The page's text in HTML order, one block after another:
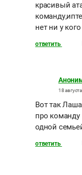
красивый
нет ни у
ответить
18
Вот так
про
одной
ответить